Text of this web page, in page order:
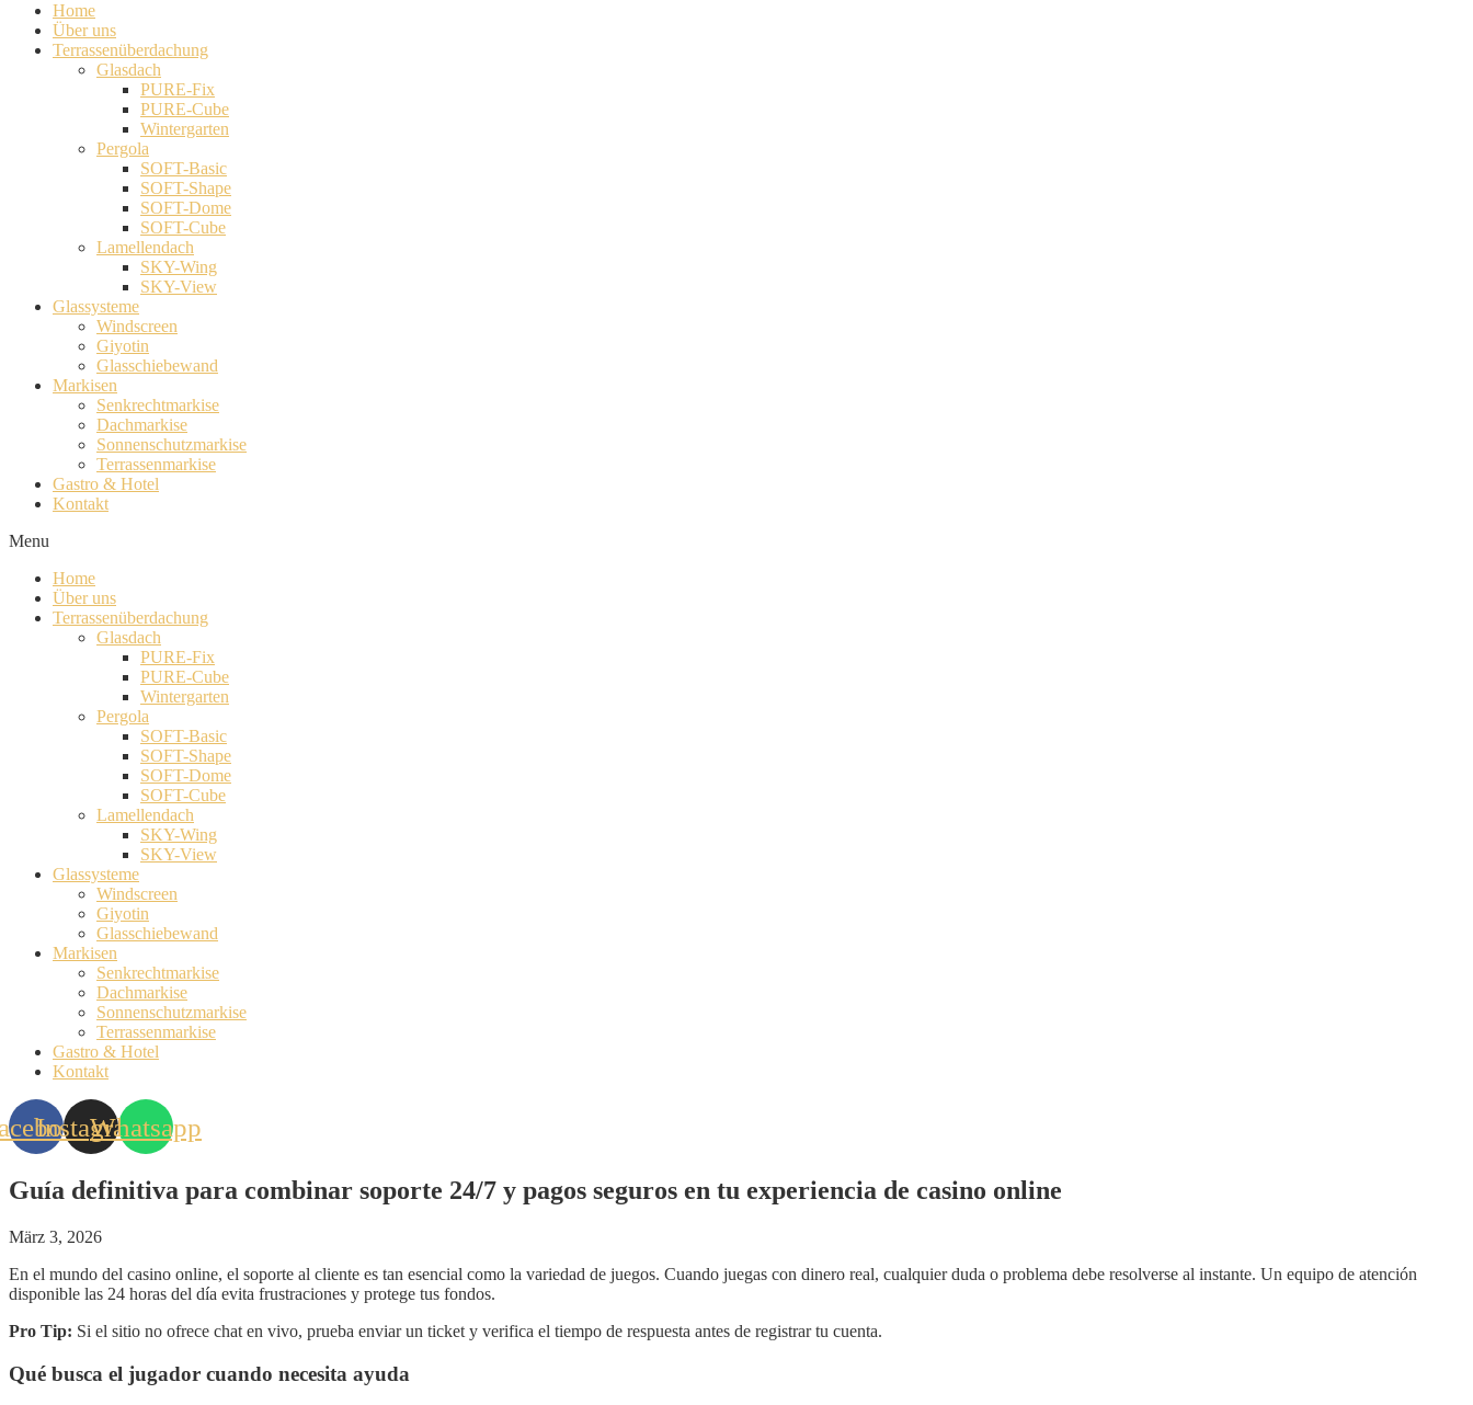
Home
Über uns
Terrassenüberdachung
Glasdach
PURE-Fix
PURE-Cube
Wintergarten
Pergola
SOFT-Basic
SOFT-Shape
SOFT-Dome
SOFT-Cube
Lamellendach
SKY-Wing
SKY-View
Glassysteme
Windscreen
Giyotin
Glasschiebewand
Markisen
Senkrechtmarkise
Dachmarkise
Sonnenschutzmarkise
Terrassenmarkise
Gastro & Hotel
Kontakt
Menu
Home
Über uns
Terrassenüberdachung
Glasdach
PURE-Fix
PURE-Cube
Wintergarten
Pergola
SOFT-Basic
SOFT-Shape
SOFT-Dome
SOFT-Cube
Lamellendach
SKY-Wing
SKY-View
Glassysteme
Windscreen
Giyotin
Glasschiebewand
Markisen
Senkrechtmarkise
Dachmarkise
Sonnenschutzmarkise
Terrassenmarkise
Gastro & Hotel
Kontakt
InstagramWhatsapp
Guía definitiva para combinar soporte 24/7 y pagos seguros en tu experiencia de casino online
März 3, 2026
En el mundo del casino online, el soporte al cliente es tan esencial como la variedad de juegos. Cuando juegas con dinero real, cualquier duda o problema debe resolverse al instante. Un equipo de atención
disponible las 24 horas del día evita frustraciones y protege tus fondos.
Pro Tip: Si el sitio no ofrece chat en vivo, prueba enviar un ticket y verifica el tiempo de respuesta antes de registrar tu cuenta.
Qué busca el jugador cuando necesita ayuda